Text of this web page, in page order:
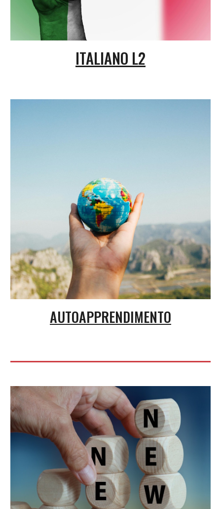
ITALIANO L2
AUTOAPPRENDIMENTO